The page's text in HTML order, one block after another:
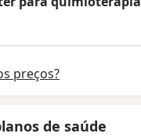
preços?
de saúde